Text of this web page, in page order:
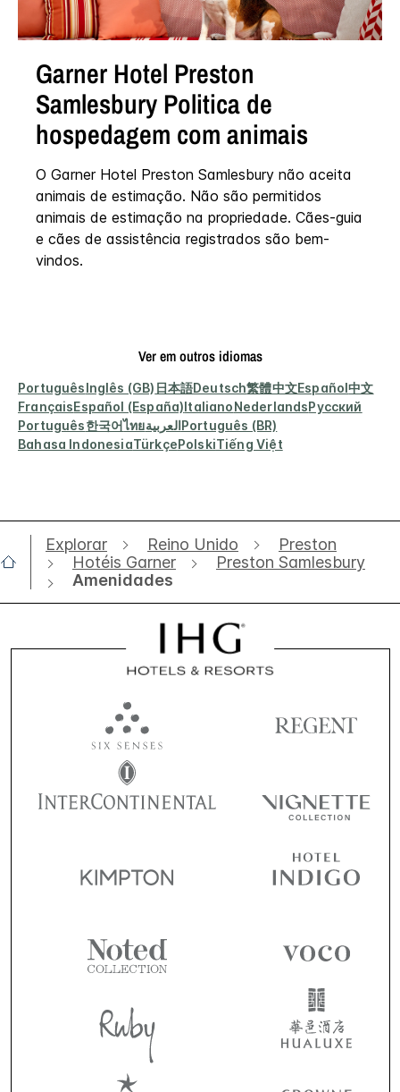
Garner Hotel Preston
Samlesbury Politica de
hospedagem com animais
O Garner Hotel Preston Samlesbury não aceita
animais de estimação. Não são permitidos
animais de estimação na propriedade. Cães-guia
e cães de assistência registrados são bem-
vindos.
Ver em outros idiomas
PortuguêsInglês (GB) 日本語Deutsch繁體中文Español中文
FrançaisEspañol (España)ItalianoNederlandsРусский
Português한국어ไทยالعربيةPortuguês (BR)
Bahasa IndonesiaTürkçePolskiTiếng Việt
Explorar Reino Unido
Preston
Hotéis Garner
Preston Samlesbury
Amenidades